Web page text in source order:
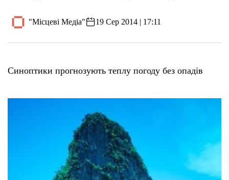
"Місцеві Медіа" 19 Сер 2014 | 17:11
Синоптики прогнозують теплу погоду без опадів